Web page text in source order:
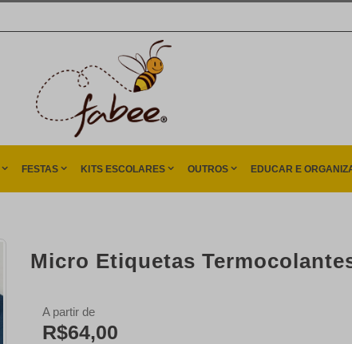
FESTAS KITS ESCOLARES OUTROS EDUCAR E
Micro Etiquetas
A partir de
R$64,00